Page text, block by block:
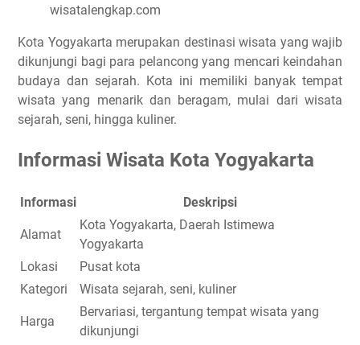
wisatalengkap.com
Kota Yogyakarta merupakan destinasi wisata yang wajib
dikunjungi bagi para pelancong yang mencari keindahan
budaya dan sejarah. Kota ini memiliki banyak tempat
wisata yang menarik dan beragam, mulai dari wisata
sejarah, seni, hingga kuliner.
Informasi Wisata Kota Yogyakarta
Informasi Deskripsi
Alamat
Kota Yogyakarta, Daerah Istimewa
Yogyakarta
Lokasi
Pusat kota
Kategori
Wisata sejarah, seni, kuliner
Harga
Bervariasi, tergantung tempat wisata yang
dikunjungi